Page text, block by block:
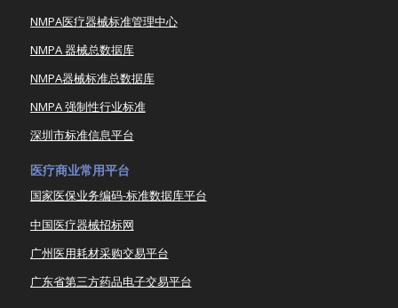
NMPA医疗器械标准管理中心
NMPA 器械总数据库
NMPA器械标准总数据库
NMPA 强制性行业标准
深圳市标准信息平台
医疗商业常用平台
国家医保业务编码-标准数据库平台
中国医疗器械招标网
广州医用耗材采购交易平台
广东省第三方药品电子交易平台